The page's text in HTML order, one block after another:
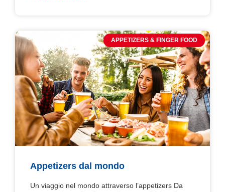
APPETIZERS & FINGER FOOD
Appetizers dal mondo
Un viaggio nel mondo attraverso l’appetizers Da